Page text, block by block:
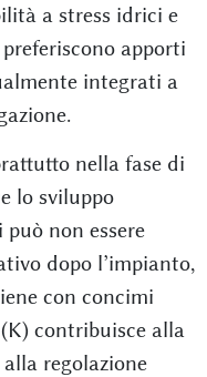
a stress idrici e
apporti
integrati a
nella fase di
lo sviluppo
non essere
dopo l’impianto,
con concimi
contribuisce alla
regolazione